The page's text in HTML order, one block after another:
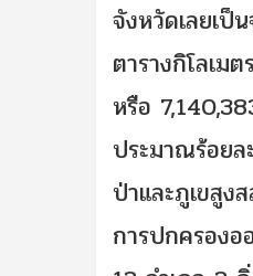
จังหวัดเลยเป็
ตารางกิโลเมต
หรือ
ประมาณร้อย
ป่าและภูเขสู
การปกครองอ